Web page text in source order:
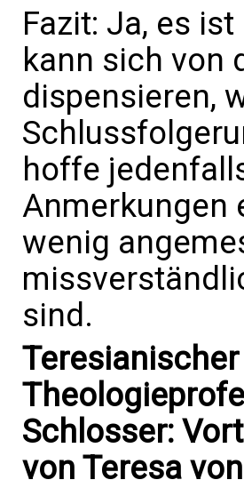
Fazit: Ja, es
kann sich von
dispensieren,
hoffe
Anmerkungen
wenig
sind.
Schlosser:
von Teresa